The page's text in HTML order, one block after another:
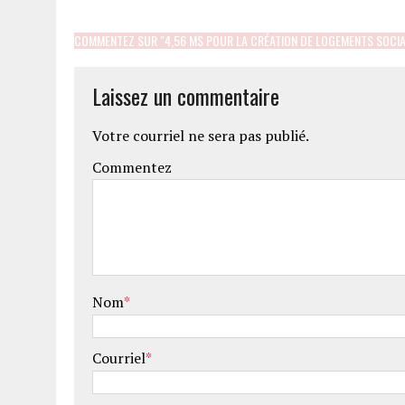
COMMENTEZ SUR "4,56 M$ POUR LA CRÉATION DE LOGEMENTS
Laissez un commentaire
Votre courriel ne sera pas publié.
Commentez
Nom*
Courriel*